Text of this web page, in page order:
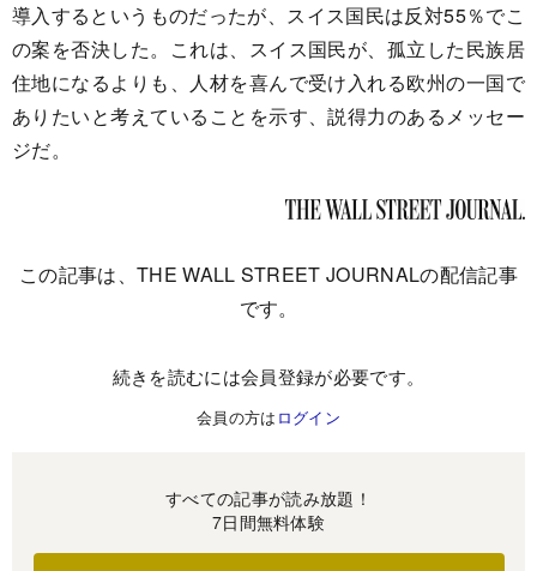
導入するというものだったが、スイス国民は反対55％でこ
の案を否決した。これは、スイス国民が、孤立した民族居
住地になるよりも、人材を喜んで受け入れる欧州の一国で
ありたいと考えていることを示す、説得力のあるメッセー
ジだ。
この記事は、THE WALL STREET JOURNALの配信記事
です。
続きを読むには会員登録が必要です。
会員の方は ログイン
すべての記事が読み放題！
7日間無料体験